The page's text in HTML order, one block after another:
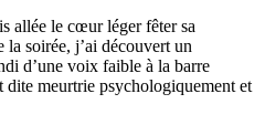
allée le cœur léger fêter sa
soirée, j’ai découvert un
d’une voix faible à la barre
dite meurtrie psychologiquement et